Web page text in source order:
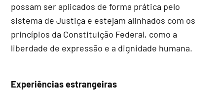
possam ser aplicados de forma prática pelo
sistema de Justiça e estejam alinhados com os
princípios da Constituição Federal, como a
liberdade de expressão e a dignidade humana.
Experiências estrangeiras